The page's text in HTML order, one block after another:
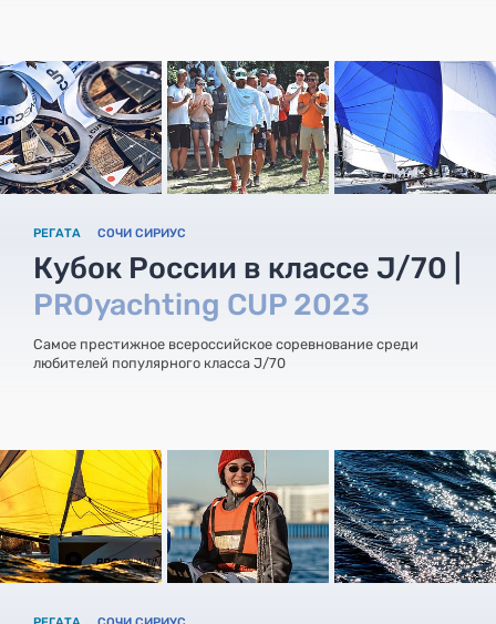
РЕГАТА СОЧИ СИРИУС
Кубок России в классе J/70 |
PROyachting CUP 2023
Самое престижное всероссийское соревнование среди
любителей популярного класса J/70